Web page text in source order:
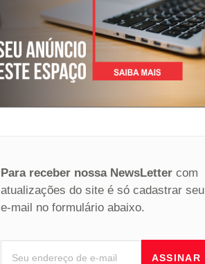
Para receber nossa NewsLetter com
atualizações do site é só cadastrar seu
e-mail no formulário abaixo.
ASSINAR